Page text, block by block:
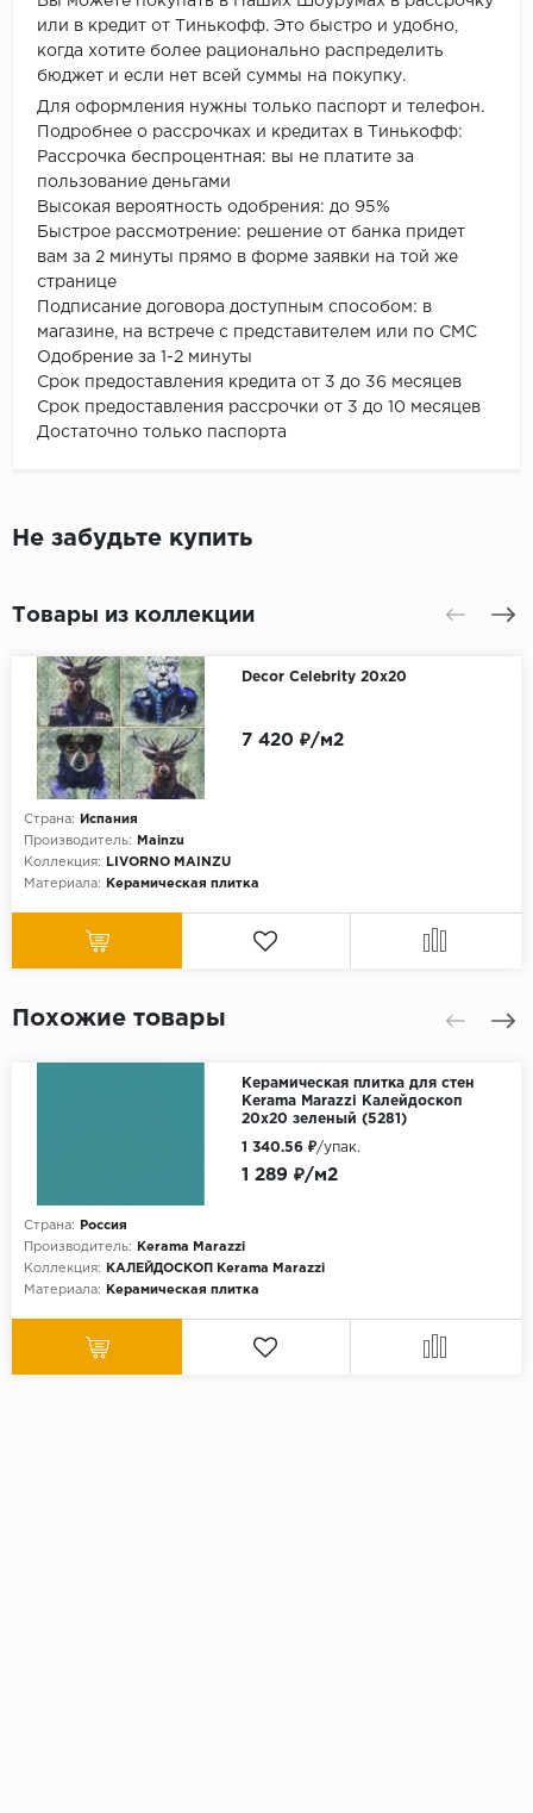
или в кредит от Тинькофф. Это быстро и удобно,
когда хотите более рационально распределить
бюджет и если нет всей суммы на покупку.
Для оформления нужны только паспорт и телефон.
Подробнее о рассрочках и кредитах в Тинькофф:
Рассрочка беспроцентная: вы не платите за
пользование деньгами
Высокая вероятность одобрения: до 95%
Быстрое рассмотрение: решение от банка придет
вам за 2 минуты прямо в форме заявки на той же
странице
Подписание договора доступным способом: в
магазине, на встрече с представителем или по СМС
Одобрение за 1-2 минуты
Срок предоставления кредита от 3 до 36 месяцев
Срок предоставления рассрочки от 3 до 10 месяцев
Достаточно только паспорта
Не забудьте купить
Товары из коллекции
Decor Celebrity 20х20
Страна:
Испания
Производитель:
Mainzu
Коллекция:
LIVORNO MAINZU
Материала:
Керамическая плитка
7 420 ₽/м2
Похожие товары
Керамическая плитка для стен
Kerama Marazzi Калейдоскоп
20x20 зеленый (5281)
Страна:
Россия
Производитель:
Kerama Marazzi
Коллекция:
КАЛЕЙДОСКОП Kerama Marazzi
Материала:
Керамическая плитка
1 289 ₽/м2
1 340.56 ₽/упак.